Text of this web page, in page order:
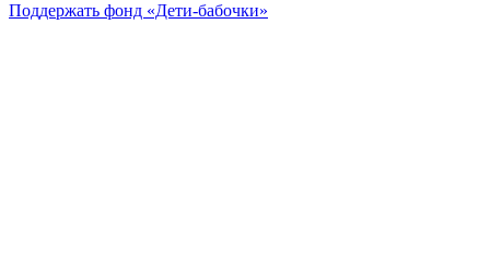
Поддержать фонд «Дети-бабочки»